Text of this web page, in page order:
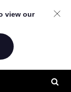
view our